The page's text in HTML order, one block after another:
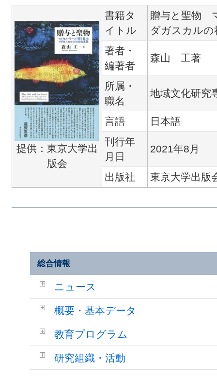
提供： 東京大学出
版会
書籍タ
イトル
贈与と聖物
ダガスカルの
著者・
編著者
森山 工著
所属・
職名
地域文化研究
言語
日本語
刊行年
月日
2021年8月
出版社 東京大学出版
総合情報
ニュース
概要・基本データ
教育プログラム
研究組織・活動